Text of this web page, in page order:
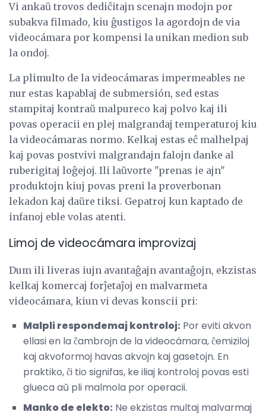
Vi ankaŭ trovos dediĉitajn scenajn modojn por
subakva filmado, kiu ĝustigos la agordojn de via
videocámara por kompensi la unikan medion sub
la ondoj.
La plimulto de la videocámaras impermeables ne
nur estas kapablaj de submersión, sed estas
stampitaj kontraŭ malpureco kaj polvo kaj ili
povas operacii en plej malgrandaj temperaturoj kiu
la videocámaras normo. Kelkaj estas eĉ malhelpaj
kaj povas postvivi malgrandajn falojn danke al
ruberigitaj loĝejoj. Ili laŭvorte "prenas ie ajn"
produktojn kiuj povas preni la proverbonan
lekadon kaj daŭre tiksi. Gepatroj kun kaptado de
infanoj eble volas atenti.
Limoj de videocámara improvizaj
Dum ili liveras iujn avantaĝajn avantaĝojn, ekzistas
kelkaj komercaj forĵetaĵoj en malvarmeta
videocámara, kiun vi devas konscii pri:
Malpli respondemaj kontroloj: Por eviti akvon
ellasi en la ĉambrojn de la videocámara, ĉemiziloj
kaj akvoformoj havas akvojn kaj gasetojn. En
praktiko, ĉi tio signifas, ke iliaj kontroloj povas esti
glueca aŭ pli malmola por operacii.
Manko de elekto: Ne ekzistas multaj malvarmaj